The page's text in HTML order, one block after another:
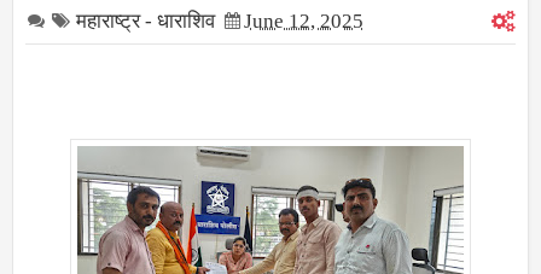
महाराष्ट्र - धाराशिव June 12, 2025